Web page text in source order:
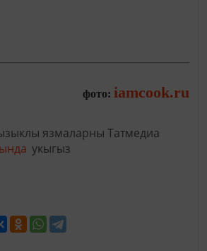
фото: iamcook.ru
язмаларны Татмедиа
укыгыз